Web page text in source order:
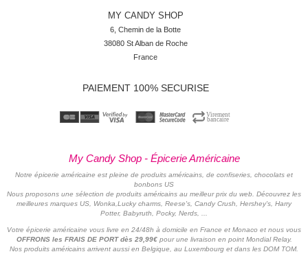
MY CANDY SHOP
6, Chemin de la Botte
38080 St Alban de Roche
France
PAIEMENT 100% SECURISE
My Candy Shop - Épicerie Américaine
Notre épicerie américaine est pleine de produits américains, de confiseries, chocolats et
bonbons US
Nous proposons une sélection de produits américains au meilleur prix du web. Découvrez les
meilleures marques US, Wonka,Lucky charms, Reese's, Candy Crush, Hershey's, Harry
Potter, Babyruth, Pocky, Nerds, ...
Votre épicerie américaine vous livre en 24/48h à domicile en France et Monaco et nous vous
OFFRONS les FRAIS DE PORT dès 29,99€ pour une livraison en point Mondial Relay.
Nos produits américains arrivent aussi en Belgique, au Luxembourg et dans les DOM TOM.